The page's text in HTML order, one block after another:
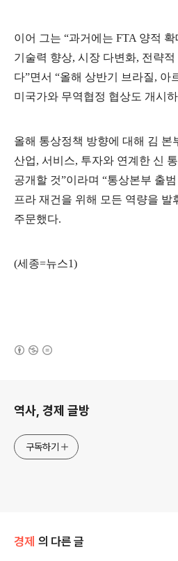
이어 그는 “과거에는 FTA 양적
기술력 향상, 시장 다변화, 전략
다”면서 “올해 상반기 브라질, 아
미국가와 무역협정 협상도 개시
올해 통상정책 방향에 대해 김 본
산업, 서비스, 투자와 연계한 신
공개할 것”이라며 “통상본부 출범
프라 재건을 위해 모든 역량을 발
주문했다.
(세종=뉴스1)
역사, 경제 글방
구독하기
경제 의 다른 글